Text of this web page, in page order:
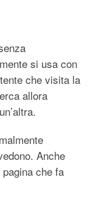
si usa con
che visita la
allora
Anche
che fa